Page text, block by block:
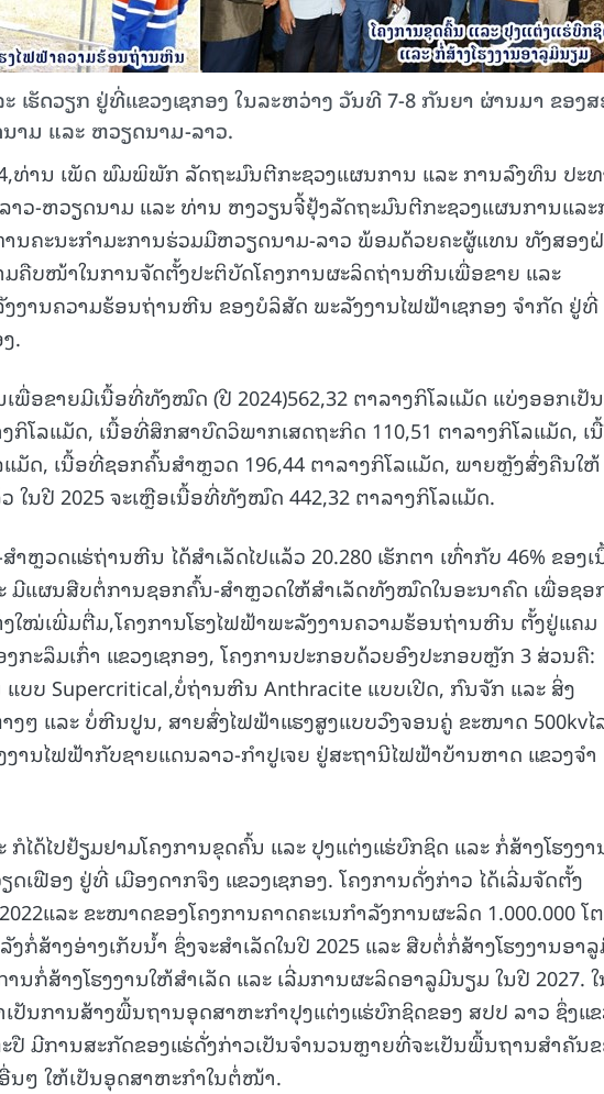
ເຮັດວຽກ ຢູ່ທີ່ແຂວງເຊກອງ ໃນລະຫວ່າງ ວັນທີ 7-8 ກັນຍາ ຜ່ານມາ ຂອງ
າມ ແລະ ຫວຽດນາມ-ລາວ.
ທ່ານ ເພັດ ພົມພິພັກ ລັດຖະມົນຕີກະຊວງແຜນການ ແລະ ການລົງທຶນ ປະ
າວ-ຫວຽດນາມ ແລະ ທ່ານ ຫງວຽນຈີ້ຢຸ້ງລັດຖະມົນຕີກະຊວງແຜນການແລະ
ນຄະນະກຳມະການຮ່ວມມືຫວຽດນາມ-ລາວ ພ້ອມດ້ວຍຄະຜູ້ແທນ ທັງສອງ
ມຄືບໜ້າໃນການຈັດຕັ້ງປະຕິບັດໂຄງການຜະລິດຖ່ານຫີນເພື່ອຂາຍ ແລະ
ງງານຄວາມຮ້ອນຖ່ານຫີນ ຂອງບໍລິສັດ ພະລັງງານໄຟຟ້າເຊກອງ ຈຳກັດ ຢູ່ທີ່
.
ພື່ອຂາຍມີເນື້ອທີ່ທັງໝົດ (ປີ 2024)562,32 ຕາລາງກິໂລແມັດ ແບ່ງອອກເປັ
ກິໂລແມັດ, ເນື້ອທີ່ສຶກສາບົດວິພາກເສດຖະກິດ 110,51 ຕາລາງກິໂລແມັດ, ເ
ແມັດ, ເນື້ອທີ່ຊອກຄົ້ນສໍາຫຼວດ 196,44 ຕາລາງກິໂລແມັດ, ພາຍຫຼັງສົ່ງຄືນໃຫ້
ໃນປີ 2025 ຈະເຫຼືອເນື້ອທີ່ທັງໝົດ 442,32 ຕາລາງກິໂລແມັດ.
ຫຼວດແຮ່ຖ່ານຫີນ ໄດ້ສຳເລັດໄປແລ້ວ 20.280 ເຮັກຕາ ເທົ່າກັບ 46% ຂອງ
ແຜນສືບຕໍ່ການຊອກຄົ້ນ-ສຳຫຼວດໃຫ້ສຳເລັດທັງໝົດໃນອະນາຄົດ ເພື່ອຊອ
ໝ່ເພີ່ມຕື່ມ,ໂຄງການໂຮງໄຟຟ້າພະລັງງານຄວາມຮ້ອນຖ່ານຫີນ ຕັ້ງຢູ່ແຄມ
ງກະລຶມເກົ່າ ແຂວງເຊກອງ, ໂຄງການປະກອບດ້ວຍອົງປະກອບຫຼັກ 3 ສ່ວນຄື:
ບບ Supercritical,ບໍ່ຖ່ານຫີນ Anthracite ແບບເປີດ, ກົນຈັກ ແລະ ສິ່ງ
ງໆ ແລະ ບໍ່ຫີນປູນ, ສາຍສົ່ງໄຟຟ້າແຮງສູງແບບວົງຈອນຄູ່ ຂະໜາດ 500kvໄ
ງານໄຟຟ້າກັບຊາຍແດນລາວ-ກຳປູເຈຍ ຢູ່ສະຖານີໄຟຟ້າບ້ານຫາດ ແຂວງຈຳ
ໄດ້ໄປຢ້ຽມຢາມໂຄງການຂຸດຄົ້ນ ແລະ ປຸງແຕ່ງແຮ່ບົກຊິດ ແລະ ກໍ່ສ້າງໂຮງງາ
ເຟືອງ ຢູ່ທີ່ ເມືອງດາກຈຶງ ແຂວງເຊກອງ. ໂຄງການດັ່ງກ່າວ ໄດ້ເລີ່ມຈັດຕັ້ງ
ແລະ ຂະໜາດຂອງໂຄງການຄາດຄະເນກຳລັງການຜະລິດ 1.000.000 ໂ
ກໍ່ສ້າງອ່າງເກັບນໍ້າ ຊຶ່ງຈະສຳເລັດໃນປີ 2025 ແລະ ສືບຕໍ່ກໍ່ສ້າງໂຮງງານອາ
ນກໍ່ສ້າງໂຮງງານໃຫ້ສໍາເລັດ ແລະ ເລີ່ມການຜະລິດອາລູມີນຽມ ໃນປີ 2027.
ປັນການສ້າງພື້ນຖານອຸດສາຫະກຳປຸງແຕ່ງແຮ່ບົກຊິດຂອງ ສປປ ລາວ ຊຶ່ງແ
ະປື ມີການສະກັດຂອງແຮ່ດັ່ງກ່າວເປັນຈຳນວນຫຼາຍທີ່ຈະເປັນພື້ນຖານສຳຄັນ
ໆ ໃຫ້ເປັນອຸດສາຫະກຳໃນຕໍ່ໜ້າ.
15.039(06-08-